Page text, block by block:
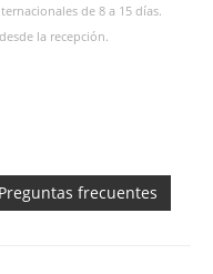
de 8 a 15 días.
la recepción.
Preguntas frecuentes